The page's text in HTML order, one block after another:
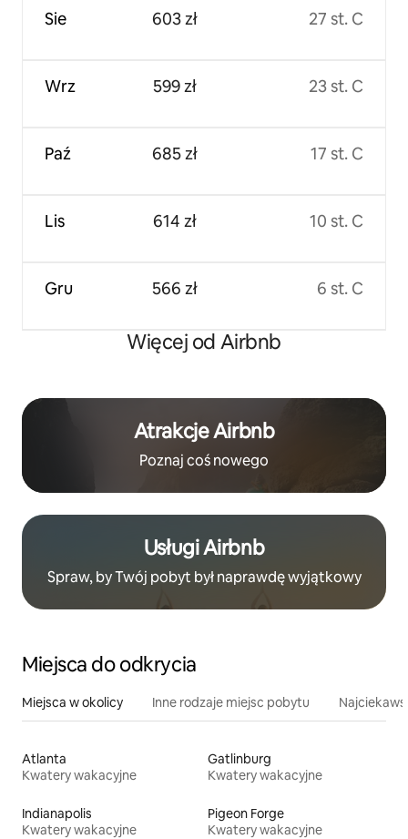
Sie
Wrz
Paź
Lis
Gru
603 zł
599 zł
685 zł
614 zł
566 zł
27 st. C
23 st. C
17 st. C
10 st. C
6 st. C
Więcej od Airbnb
Atrakcje Airbnb
Poznaj coś nowego
Usługi Airbnb
Spraw, by Twój pobyt był naprawdę wyjątkowy
Miejsca do odkrycia
Miejsca w okolicy Inne rodzaje miejsc pobytu
Atlanta
Kwatery wakacyjne
Gatlinburg
Kwatery wakacyjne
Indianapolis
Kwatery wakacyjne
Pigeon Forge
Kwatery wakacyjne